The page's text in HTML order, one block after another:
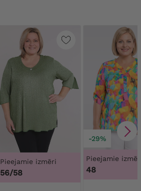
Pieejamie izmēri
56/58
-29%
Pieejamie
48